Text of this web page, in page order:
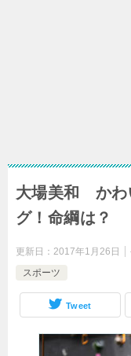
大場美和 かわ
グ！命綱は？
更新日： 2017年1月26日
スポーツ
Tweet